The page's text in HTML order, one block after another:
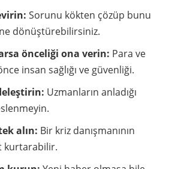
Sorunu kökten çözüp bunu
dönüştürebilirsiniz.
önceliği ona verin: Para ve
insan sağlığı ve güvenliği.
Uzmanların anladığı
alın: Bir kriz danışmanının
kurtarabilir.